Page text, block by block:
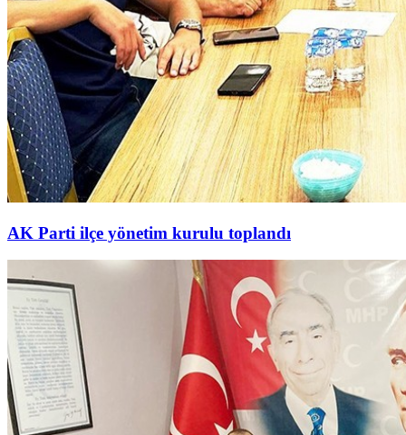
AK Parti ilçe yönetim kurulu toplandı